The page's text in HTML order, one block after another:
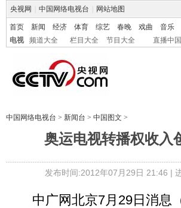
央视网 中国网络电视台 网站地图
首页 新闻 经济 体育 综艺 春晚 戏曲 音乐
电视
频道大全 栏目大全 节目大全 直播中国
中国网络电视台 > 新闻台 > 中国图文 >
奥运电视转播权收入
发布时间:2012年07月29日 21:46 |
中广网北京7月29日消息